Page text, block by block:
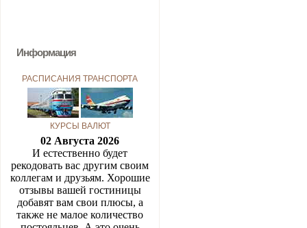
Информация
РАСПИСАНИЯ ТРАНСПОРТА
КУРСЫ ВАЛЮТ
02 Августа 2026
И естественно будет
рекодовать вас другим своим
коллегам и друзьям. Хорошие
отзывы вашей гостиницы
добавят вам свои плюсы, а
также не малое количество